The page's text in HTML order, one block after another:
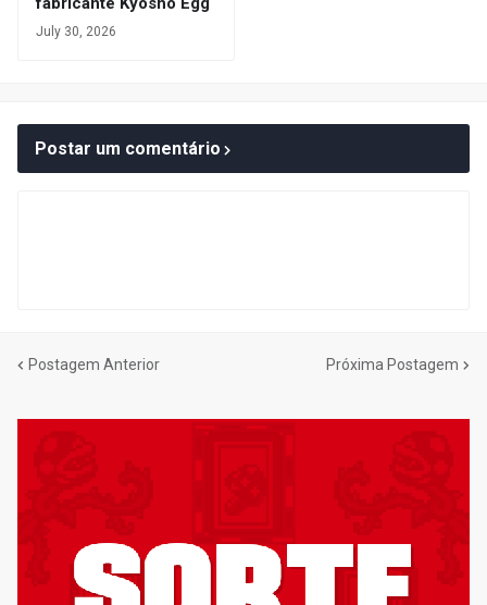
July 30, 2026
Postar um comentário
Postagem Anterior Próxima Postagem